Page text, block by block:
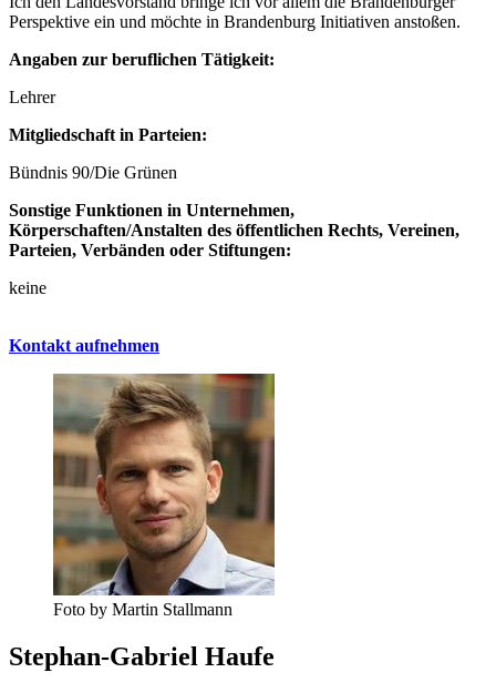
Perspektive ein und möchte in Brandenburg Initiativen anstoßen.
Angaben zur beruflichen Tätigkeit:
Lehrer
Mitgliedschaft in Parteien:
Bündnis 90/Die Grünen
Sonstige Funktionen in Unternehmen,
Körperschaften/Anstalten des öffentlichen Rechts, Vereinen,
Parteien, Verbänden oder Stiftungen:
keine
Kontakt aufnehmen
Foto by Martin Stallmann
Stephan-Gabriel Haufe